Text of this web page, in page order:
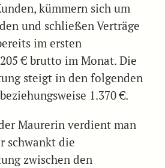
kümmern sich um
und schließen Verträge
im ersten
€ brutto im Monat. Die
steigt in den folgenden
1.370 €.
Maurerin verdient man
schwankt die
zwischen den